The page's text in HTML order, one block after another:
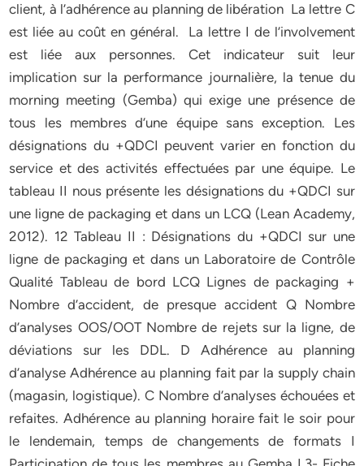
client, à l’adhérence au planning de libération La lettre C
est liée au coût en général. La lettre I de l’involvement
est liée aux personnes. Cet indicateur suit leur
implication sur la performance journalière, la tenue du
morning meeting (Gemba) qui exige une présence de
tous les membres d’une équipe sans exception. Les
désignations du +QDCI peuvent varier en fonction du
service et des activités effectuées par une équipe. Le
tableau II nous présente les désignations du +QDCI sur
une ligne de packaging et dans un LCQ (Lean Academy,
2012). 12 Tableau II : Désignations du +QDCI sur une
ligne de packaging et dans un Laboratoire de Contrôle
Qualité Tableau de bord LCQ Lignes de packaging +
Nombre d’accident, de presque accident Q Nombre
d’analyses OOS/OOT Nombre de rejets sur la ligne, de
déviations sur les DDL. D Adhérence au planning
d’analyse Adhérence au planning fait par la supply chain
(magasin, logistique). C Nombre d’analyses échouées et
refaites. Adhérence au planning horaire fait le soir pour
le lendemain, temps de changements de formats I